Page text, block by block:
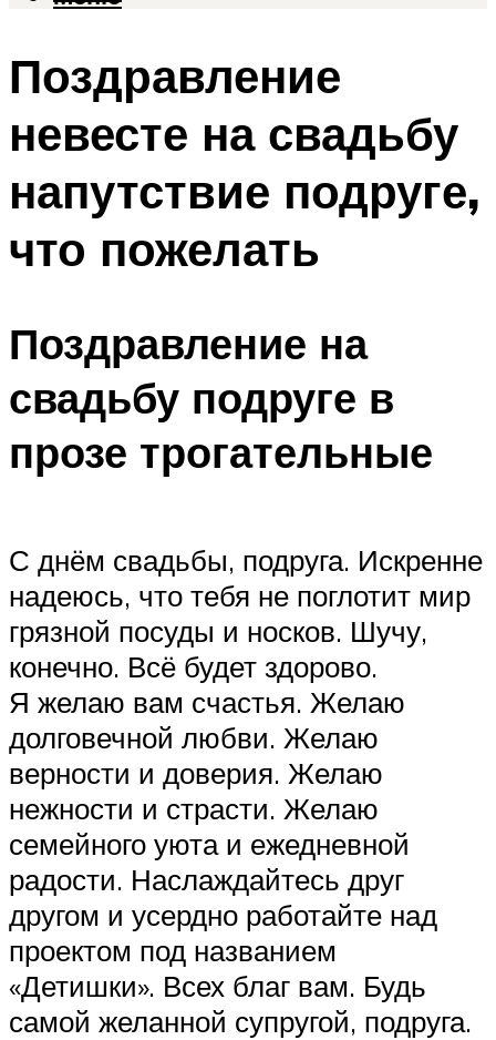
Поздравление
невесте на свадьбу
напутствие подруге,
что пожелать
Поздравление на
свадьбу подруге в
прозе трогательные
С днём свадьбы, подруга. Искренне
надеюсь, что тебя не поглотит мир
грязной посуды и носков. Шучу,
конечно. Всё будет здорово.
Я желаю вам счастья. Желаю
долговечной любви. Желаю
верности и доверия. Желаю
нежности и страсти. Желаю
семейного уюта и ежедневной
радости. Наслаждайтесь друг
другом и усердно работайте над
проектом под названием
«Детишки». Всех благ вам. Будь
самой желанной супругой, подруга.